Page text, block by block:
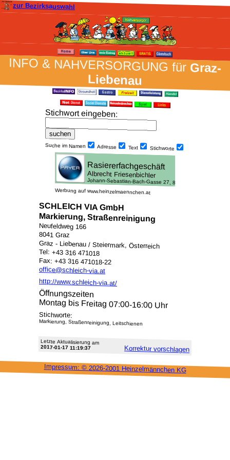
zur Bezirksauswahl
INFO & NAH­VER­SORG­UNG fürGraz-
Liebenau
Stich­wort ein­geben:
Suche im Namen Adresse Text Stich­worte
Werbung auf www.heinzelmaennchen.at
SCHLEICH VIA GmbH
Markierung, Straßenreinigung
Neufeldweg 166
8041 Graz
Graz - Liebenau / Steiermark, Österreich
Tel: +43 316 471018
Fax: +43 316 471018-22
office@schleich-via.at
http://www.schleich-via.at/
Öffnungszeiten
Montag bis Freitag 07:00-16:00 Uhr
Stichworte:
Markierung, Straßenreinigung, Leitschienen
Letzte Aktu­alisie­rung am
2017-01-17 11:19:37 Korrektur vor­schlagen
Impressum: © 2026-2001 Heinzel­männchen KG